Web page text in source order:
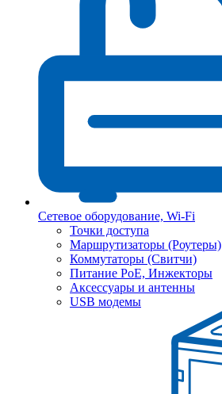
Сетевое оборудование, Wi-Fi
Точки доступа
Маршрутизаторы (Роутеры)
Коммутаторы (Свитчи)
Питание PoE, Инжекторы
Аксессуары и антенны
USB модемы